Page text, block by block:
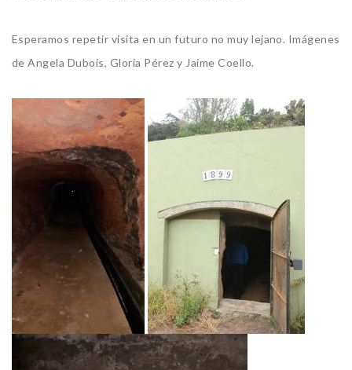
Esperamos repetir visita en un futuro no muy lejano. Imágenes
de Angela Dubois, Gloria Pérez y Jaime Coello.